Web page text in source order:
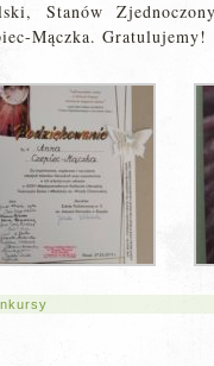
Stanów
Mączka. Gratulujemy!